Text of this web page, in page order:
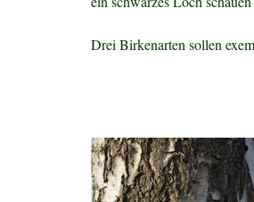
Drei Birkenarten sollen